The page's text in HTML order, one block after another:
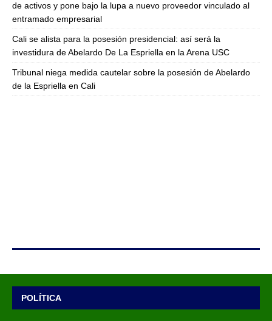
de activos y pone bajo la lupa a nuevo proveedor vinculado al
entramado empresarial
Cali se alista para la posesión presidencial: así será la
investidura de Abelardo De La Espriella en la Arena USC
Tribunal niega medida cautelar sobre la posesión de Abelardo
de la Espriella en Cali
POLÍTICA